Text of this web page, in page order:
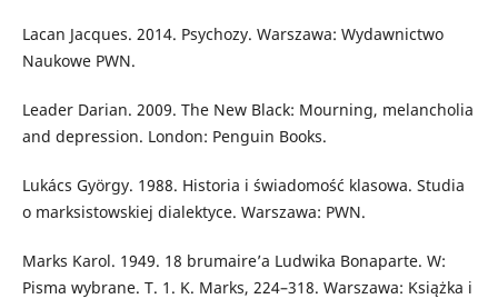
Lacan Jacques. 2014. Psychozy. Warszawa: Wydawnictwo
Naukowe PWN.
Leader Darian. 2009. The New Black: Mourning, melancholia
and depression. London: Penguin Books.
Lukács György. 1988. Historia i świadomość klasowa. Studia
o marksistowskiej dialektyce. Warszawa: PWN.
Marks Karol. 1949. 18 brumaire’a Ludwika Bonaparte. W:
Pisma wybrane. T. 1. K. Marks, 224–318. Warszawa: Książka i